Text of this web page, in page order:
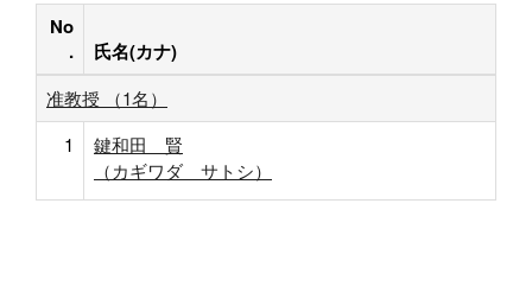
No
.
氏名(カナ)
准教授 （1名）
1
鍵和田 賢
（カギワダ サトシ）